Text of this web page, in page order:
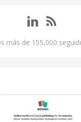
más de 155,000